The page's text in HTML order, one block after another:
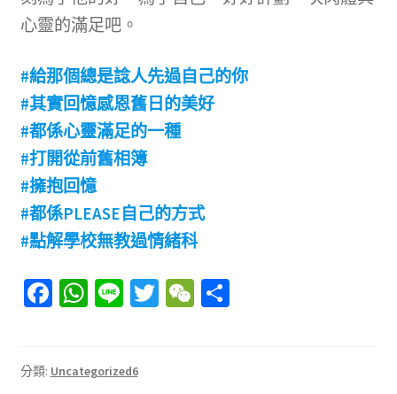
心靈的滿足吧。
#給那個總是諗人先過自己的你
#其實回憶感恩舊日的美好
#都係心靈滿足的一種
#打開從前舊相簿
#擁抱回憶
#都係PLEASE自己的方式
#點解學校無教過情緒科
Fa
o
W
sA
Li T W 分
分類: Uncategorized6